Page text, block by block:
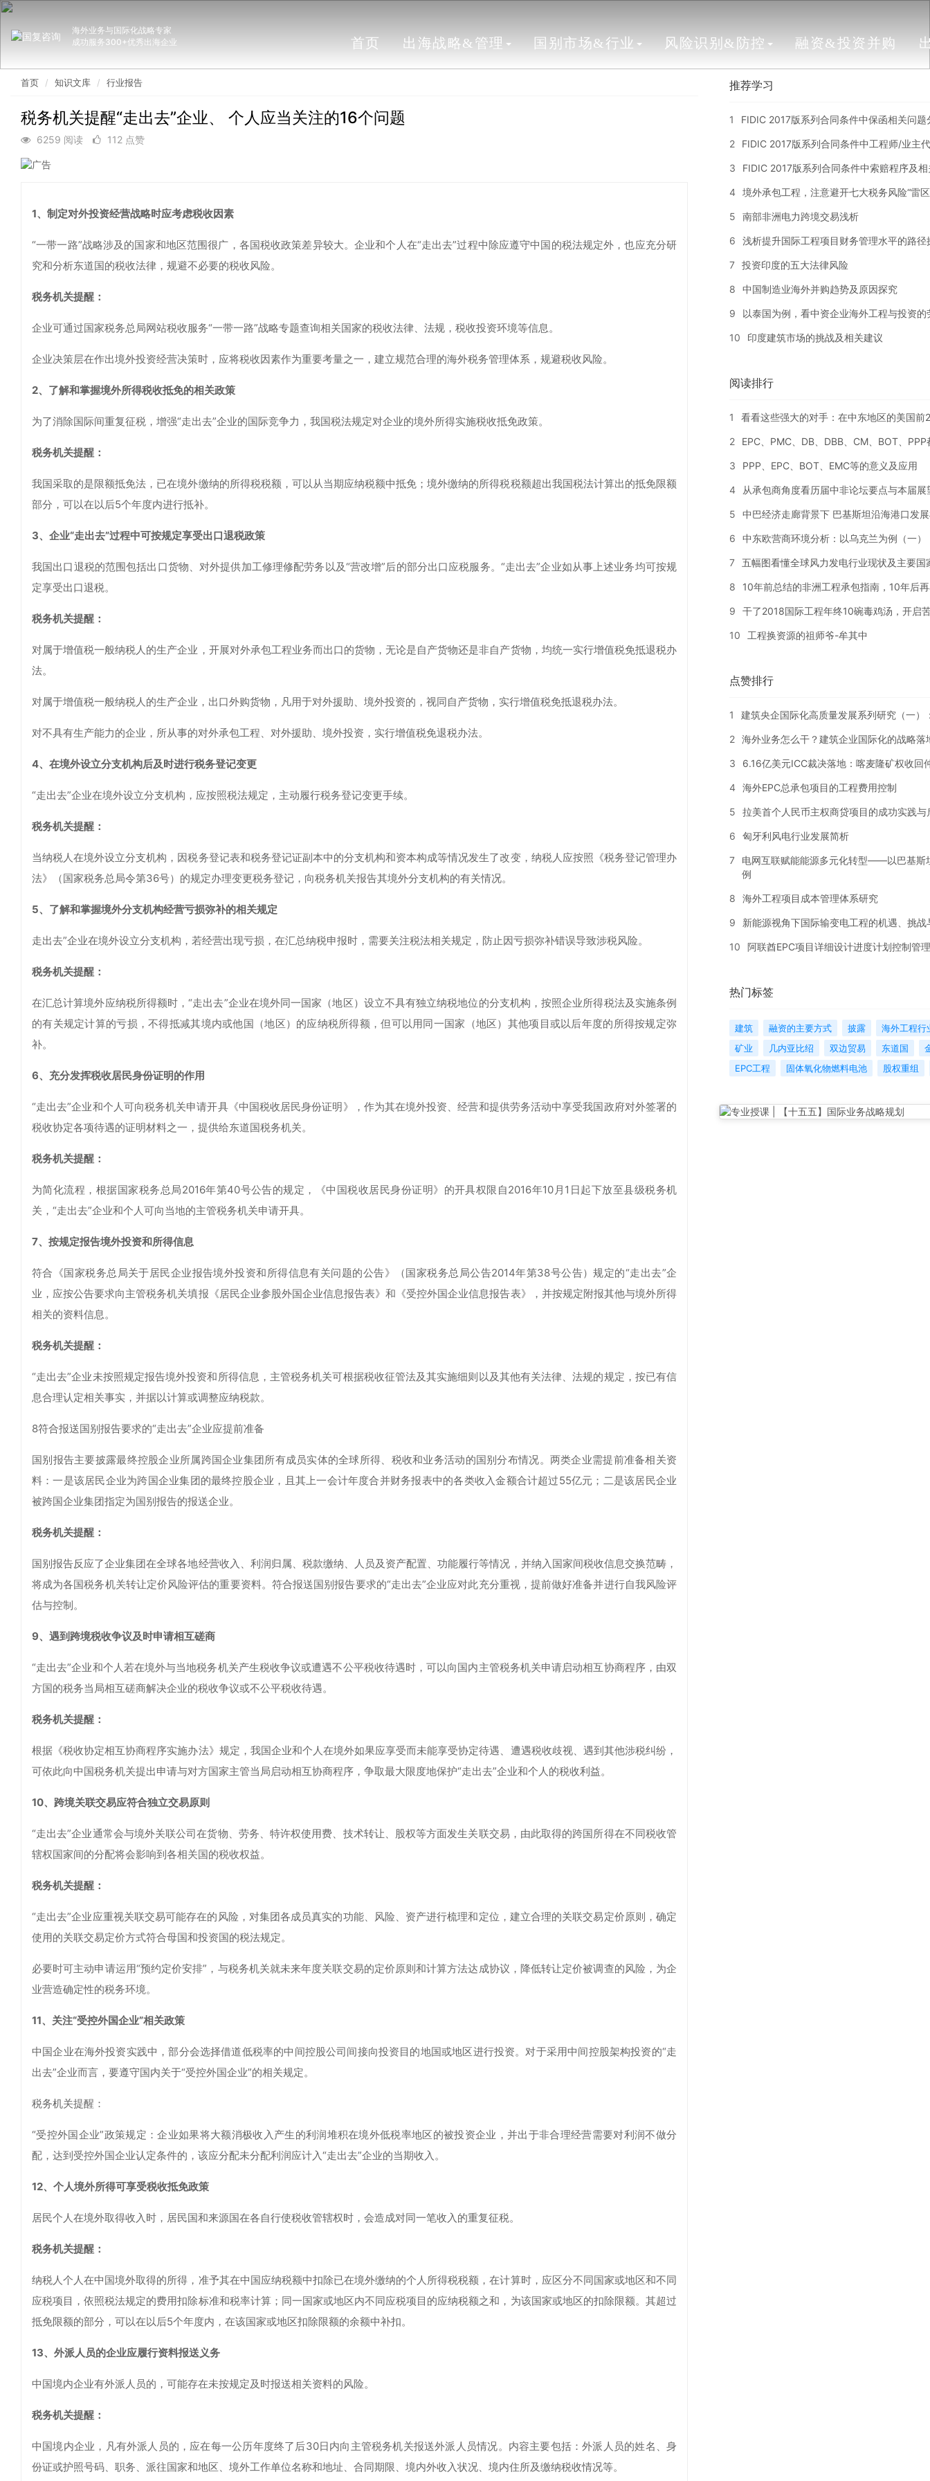
海外业务与国际化战略专家
成功服务300+优秀出海企业
首页 出海战略&管理 国别市场&行业 风险识别&防控 融资&投资并购
首页 知识文库 行业报告
税务机关提醒“走出去”企业、 个人应当关注的16个问题
6259 阅读 112 点赞
1、制定对外投资经营战略时应考虑税收因素
“一带一路”战略涉及的国家和地区范围很广，各国税收政策差异较大。企业和个人在“走出去”过程中除应遵守中国的税法规定外，也应充分研
究和分析东道国的税收法律，规避不必要的税收风险。
税务机关提醒：
企业可通过国家税务总局网站税收服务“一带一路”战略专题查询相关国家的税收法律、法规，税收投资环境等信息。
企业决策层在作出境外投资经营决策时，应将税收因素作为重要考量之一，建立规范合理的海外税务管理体系，规避税收风险。
2、了解和掌握境外所得税收抵免的相关政策
为了消除国际间重复征税，增强“走出去”企业的国际竞争力，我国税法规定对企业的境外所得实施税收抵免政策。
税务机关提醒：
我国采取的是限额抵免法，已在境外缴纳的所得税税额，可以从当期应纳税额中抵免；境外缴纳的所得税税额超出我国税法计算出的抵免限额
部分，可以在以后5个年度内进行抵补。
3、企业“走出去”过程中可按规定享受出口退税政策
我国出口退税的范围包括出口货物、对外提供加工修理修配劳务以及“营改增”后的部分出口应税服务。“走出去”企业如从事上述业务均可按规
定享受出口退税。
税务机关提醒：
对属于增值税一般纳税人的生产企业，开展对外承包工程业务而出口的货物，无论是自产货物还是非自产货物，均统一实行增值税免抵退税办
法。
对属于增值税一般纳税人的生产企业，出口外购货物，凡用于对外援助、境外投资的，视同自产货物，实行增值税免抵退税办法。
对不具有生产能力的企业，所从事的对外承包工程、对外援助、境外投资，实行增值税免退税办法。
4、在境外设立分支机构后及时进行税务登记变更
“走出去”企业在境外设立分支机构，应按照税法规定，主动履行税务登记变更手续。
税务机关提醒：
当纳税人在境外设立分支机构，因税务登记表和税务登记证副本中的分支机构和资本构成等情况发生了改变，纳税人应按照《税务登记管理办
法》（国家税务总局令第36号）的规定办理变更税务登记，向税务机关报告其境外分支机构的有关情况。
5、了解和掌握境外分支机构经营亏损弥补的相关规定
走出去”企业在境外设立分支机构，若经营出现亏损，在汇总纳税申报时，需要关注税法相关规定，防止因亏损弥补错误导致涉税风险。
税务机关提醒：
在汇总计算境外应纳税所得额时，“走出去”企业在境外同一国家（地区）设立不具有独立纳税地位的分支机构，按照企业所得税法及实施条例
的有关规定计算的亏损，不得抵减其境内或他国（地区）的应纳税所得额，但可以用同一国家（地区）其他项目或以后年度的所得按规定弥
补。
6、充分发挥税收居民身份证明的作用
“走出去”企业和个人可向税务机关申请开具《中国税收居民身份证明》，作为其在境外投资、经营和提供劳务活动中享受我国政府对外签署的
税收协定各项待遇的证明材料之一，提供给东道国税务机关。
税务机关提醒：
为简化流程，根据国家税务总局2016年第40号公告的规定，《中国税收居民身份证明》的开具权限自2016年10月1日起下放至县级税务机
关，“走出去”企业和个人可向当地的主管税务机关申请开具。
7、按规定报告境外投资和所得信息
符合《国家税务总局关于居民企业报告境外投资和所得信息有关问题的公告》（国家税务总局公告2014年第38号公告）规定的“走出去”企
业，应按公告要求向主管税务机关填报《居民企业参股外国企业信息报告表》和《受控外国企业信息报告表》，并按规定附报其他与境外所得
相关的资料信息。
税务机关提醒：
“走出去”企业未按照规定报告境外投资和所得信息，主管税务机关可根据税收征管法及其实施细则以及其他有关法律、法规的规定，按已有信
息合理认定相关事实，并据以计算或调整应纳税款。
8符合报送国别报告要求的“走出去”企业应提前准备
国别报告主要披露最终控股企业所属跨国企业集团所有成员实体的全球所得、税收和业务活动的国别分布情况。两类企业需提前准备相关资
料：一是该居民企业为跨国企业集团的最终控股企业，且其上一会计年度合并财务报表中的各类收入金额合计超过55亿元；二是该居民企业
被跨国企业集团指定为国别报告的报送企业。
税务机关提醒：
国别报告反应了企业集团在全球各地经营收入、利润归属、税款缴纳、人员及资产配置、功能履行等情况，并纳入国家间税收信息交换范畴，
将成为各国税务机关转让定价风险评估的重要资料。符合报送国别报告要求的“走出去”企业应对此充分重视，提前做好准备并进行自我风险评
估与控制。
9、遇到跨境税收争议及时申请相互磋商
“走出去”企业和个人若在境外与当地税务机关产生税收争议或遭遇不公平税收待遇时，可以向国内主管税务机关申请启动相互协商程序，由双
方国的税务当局相互磋商解决企业的税收争议或不公平税收待遇。
税务机关提醒：
根据《税收协定相互协商程序实施办法》规定，我国企业和个人在境外如果应享受而未能享受协定待遇、遭遇税收歧视、遇到其他涉税纠纷，
可依此向中国税务机关提出申请与对方国家主管当局启动相互协商程序，争取最大限度地保护“走出去”企业和个人的税收利益。
10、跨境关联交易应符合独立交易原则
“走出去”企业通常会与境外关联公司在货物、劳务、特许权使用费、技术转让、股权等方面发生关联交易，由此取得的跨国所得在不同税收管
辖权国家间的分配将会影响到各相关国的税收权益。
税务机关提醒：
“走出去”企业应重视关联交易可能存在的风险，对集团各成员真实的功能、风险、资产进行梳理和定位，建立合理的关联交易定价原则，确定
使用的关联交易定价方式符合母国和投资国的税法规定。
必要时可主动申请运用“预约定价安排”，与税务机关就未来年度关联交易的定价原则和计算方法达成协议，降低转让定价被调查的风险，为企
业营造确定性的税务环境。
11、关注“受控外国企业”相关政策
中国企业在海外投资实践中，部分会选择借道低税率的中间控股公司间接向投资目的地国或地区进行投资。对于采用中间控股架构投资的“走
出去”企业而言，要遵守国内关于“受控外国企业”的相关规定。
税务机关提醒：
“受控外国企业”政策规定：企业如果将大额消极收入产生的利润堆积在境外低税率地区的被投资企业，并出于非合理经营需要对利润不做分
配，达到受控外国企业认定条件的，该应分配未分配利润应计入“走出去”企业的当期收入。
12、个人境外所得可享受税收抵免政策
居民个人在境外取得收入时，居民国和来源国在各自行使税收管辖权时，会造成对同一笔收入的重复征税。
税务机关提醒：
纳税人个人在中国境外取得的所得，准予其在中国应纳税额中扣除已在境外缴纳的个人所得税税额，在计算时，应区分不同国家或地区和不同
应税项目，依照税法规定的费用扣除标准和税率计算；同一国家或地区内不同应税项目的应纳税额之和，为该国家或地区的扣除限额。其超过
抵免限额的部分，可以在以后5个年度内，在该国家或地区扣除限额的余额中补扣。
13、外派人员的企业应履行资料报送义务
中国境内企业有外派人员的，可能存在未按规定及时报送相关资料的风险。
税务机关提醒：
中国境内企业，凡有外派人员的，应在每一公历年度终了后30日内向主管税务机关报送外派人员情况。内容主要包括：外派人员的姓名、身
份证或护照号码、职务、派往国家和地区、境外工作单位名称和地址、合同期限、境内外收入状况、境内住所及缴纳税收情况等。
推荐学习
1 FIDIC 2017版系列合同条件中保函相关问题
2 FIDIC 2017版系列合同条件中工程师/业主
3 FIDIC 2017版系列合同条件中索赔程序及
4 境外承包工程，注意避开七大税务风险“雷区
5 南部非洲电力跨境交易浅析
6 浅析提升国际工程项目财务管理水平的路径
7 投资印度的五大法律风险
8 中国制造业海外并购趋势及原因探究
9 以泰国为例，看中资企业海外工程与投资
10 印度建筑市场的挑战及相关建议
阅读排行
1 看看这些强大的对手：在中东地区的美国前
2 EPC、PMC、DB、DBB、CM、BOT、PPP
3 PPP、EPC、BOT、EMC等的意义及应用
4 从承包商角度看历届中非论坛要点与本届展
5 中巴经济走廊背景下 巴基斯坦沿海港口发
6 中东欧营商环境分析：以乌克兰为例（一）
7 五幅图看懂全球风力发电行业现状及主要国
8 10年前总结的非洲工程承包指南，10年后
9 干了2018国际工程年终10碗毒鸡汤，开启
10 工程换资源的祖师爷-牟其中
点赞排行
1 建筑央企国际化高质量发展系列研究（一）
2 海外业务怎么干？建筑企业国际化的战略落
3 6.16亿美元ICC裁决落地：喀麦隆矿权收回
4 海外EPC总承包项目的工程费用控制
5 拉美首个人民币主权商贷项目的成功实践与
6 匈牙利风电行业发展简析
7
电网互联赋能能源多元化转型——以巴基斯
例
8 海外工程项目成本管理体系研究
9 新能源视角下国际输变电工程的机遇、挑战
10 阿联酋EPC项目详细设计进度计划控制管
热门标签
建筑 融资的主要方式 披露
海外工程行
矿业
几内亚比绍 双边贸易 东道国
EPC工程
固体氧化物燃料电池 股权重组